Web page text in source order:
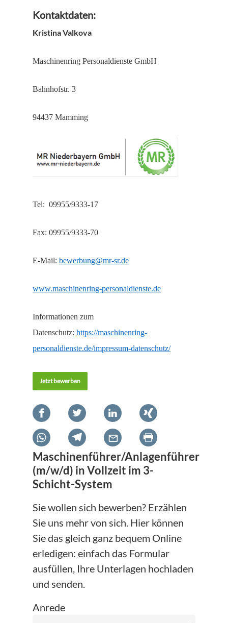
Kontaktdaten:
Kristina Valkova
Maschinenring Personaldienste GmbH
Bahnhofstr. 3
94437 Mamming
Tel: 09955/9333-17
Fax: 09955/9333-70
E-Mail: bewerbung@mr-sr.de
www.maschinenring-personaldienste.de
Informationen zum
Datenschutz: https://maschinenring-
personaldienste.de/impressum-datenschutz/
Jetzt bewerben
Maschinenführer/Anlagenführer
(m/w/d) in Vollzeit im 3-
Schicht-System
Sie wollen sich bewerben? Erzählen
Sie uns mehr von sich. Hier können
Sie das gleich ganz bequem Online
erledigen: einfach das Formular
ausfüllen, Ihre Unterlagen hochladen
und senden.
Anrede